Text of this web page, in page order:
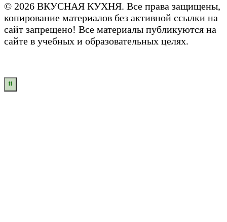
© 2026 ВКУСНАЯ КУХНЯ. Все права защищены,
копирование материалов без активной ссылки на
сайт запрещено! Все материалы публикуются на
сайте в учебных и образовательных целях.